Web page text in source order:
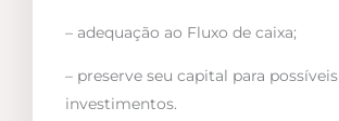
– adequação ao Fluxo de caixa;
– preserve seu capital para possíveis
investimentos.